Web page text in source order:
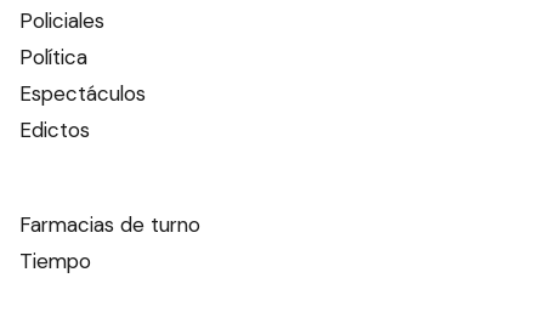
Policiales
Política
Espectáculos
Edictos
Farmacias de turno
Tiempo